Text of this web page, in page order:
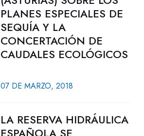
PLANES ESPECIALES DE
SEQUÍA Y LA
CONCERTACIÓN DE
CAUDALES ECOLÓGICOS
07 DE MARZO, 2018
LA RESERVA HIDRÁULICA